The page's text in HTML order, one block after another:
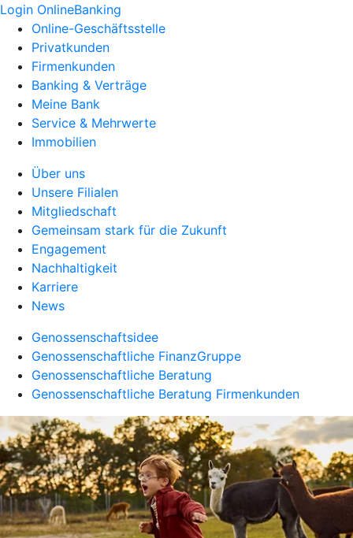
Login OnlineBanking
Online-Geschäftsstelle
Privatkunden
Firmenkunden
Banking & Verträge
Meine Bank
Service & Mehrwerte
Immobilien
Über uns
Unsere Filialen
Mitgliedschaft
Gemeinsam stark für die Zukunft
Engagement
Nachhaltigkeit
Karriere
News
Genossenschaftsidee
Genossenschaftliche FinanzGruppe
Genossenschaftliche Beratung
Genossenschaftliche Beratung Firmenkunden